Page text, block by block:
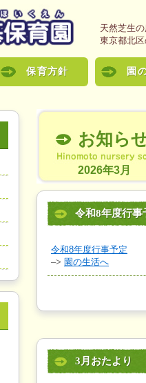
天然芝生
東京都北
保育方針 園
お知ら
2026年3月
令和8年度行事
令和8年度行事予定
–> 園の生活へ
3月おたより